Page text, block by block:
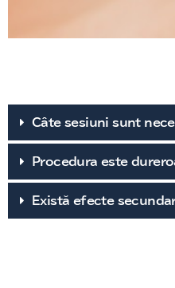
Câte sesiuni sunt
Procedura este
Există efecte